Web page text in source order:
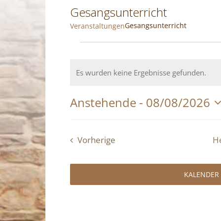
Gesangsunterricht
VeranstaltungenGesangsunterricht
Es wurden keine Ergebnisse gefunden.
Anstehende - 08/08/2026
Vorherige